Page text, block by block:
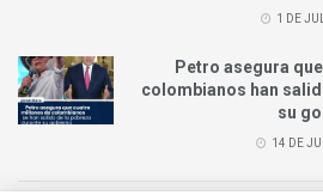
1 DE
Petro asegura
colombianos han
su
14 DE